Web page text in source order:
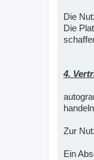
Die
Die
4.
Zur
Ein